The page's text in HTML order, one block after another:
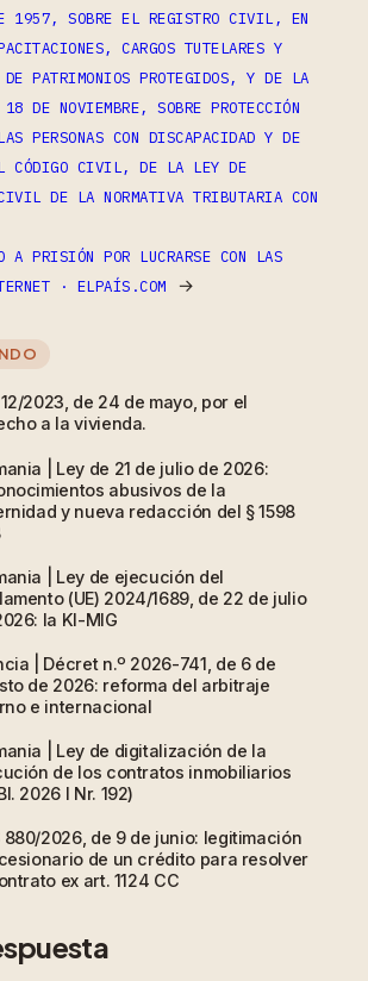
1957, SOBRE EL REGISTRO CIVIL, EN
CARGOS TUTELARES Y
DE PATRIMONIOS PROTEGIDOS, Y DE LA
DE NOVIEMBRE, SOBRE PROTECCIÓN
PERSONAS CON DISCAPACIDAD Y DE
CÓDIGO CIVIL, DE LA LEY DE
DE LA NORMATIVA TRIBUTARIA CON
A PRISIÓN POR LUCRARSE CON LAS
· ELPAÍS.COM
→
2023, de 24 de mayo, por el
a la vivienda.
| Ley de 21 de julio de 2026:
abusivos de la
y nueva redacción del § 1598
| Ley de ejecución del
(UE) 2024/1689, de 22 de julio
la KI-MIG
| Décret n.º 2026-741, de 6 de
de 2026: reforma del arbitraje
e internacional
| Ley de digitalización de la
de los contratos inmobiliarios
2026 I Nr. 192)
880/2026, de 9 de junio: legitimación
de un crédito para resolver
ex art. 1124 CC